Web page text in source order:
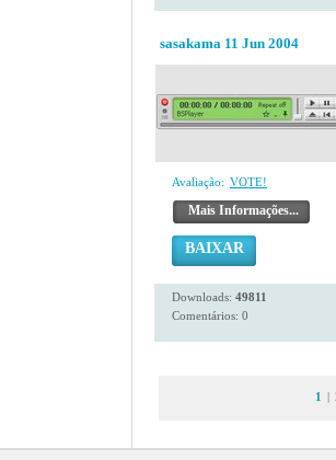
sasakama 11 Jun 2004
Avaliação: VOTE!
Mais Informações...
BAIXAR
Downloads: 49811
Comentários: 0
1 |